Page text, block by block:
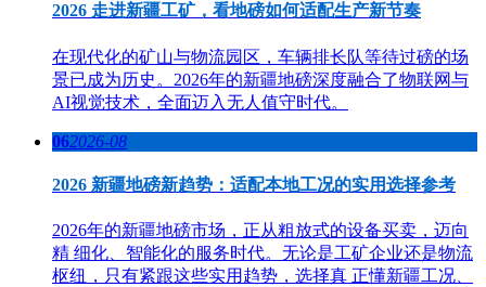
2026 走进新疆工矿，看地磅如何适配生产新节奏
在现代化的矿山与物流园区，车辆排长队等待过磅的场
景已成为历史。2026年的新疆地磅深度融合了物联网与
AI视觉技术，全面迈入无人值守时代。
062026-08
2026 新疆地磅新趋势：适配本地工况的实用选择参考
2026年的新疆地磅市场，正从粗放式的设备买卖，迈向
精 细化、智能化的服务时代。无论是工矿企业还是物流
枢纽，只有紧跟这些实用趋势，选择真 正懂新疆工况、